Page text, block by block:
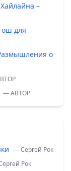
–
для
о
— ABTOP
— Сергей Рок
Рок